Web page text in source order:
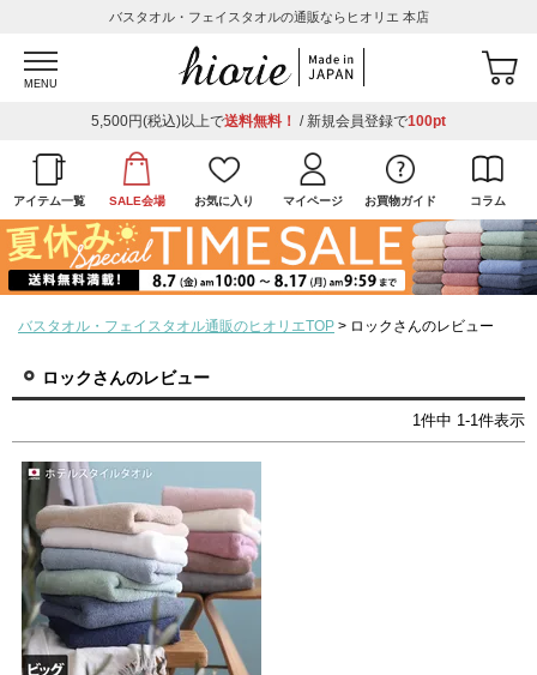
バスタオル・フェイスタオルの通販ならヒオリエ 本店
MENU
5,500円(税込)以上で送料無料！ / 新規会員登録で100pt
アイテム一覧 SALE会場 お気に入り マイページ お買物ガイド コラム
バスタオル・フェイスタオル通販のヒオリエTOP ロックさんのレビュー
ロックさんのレビュー
1件中 1-1件表示